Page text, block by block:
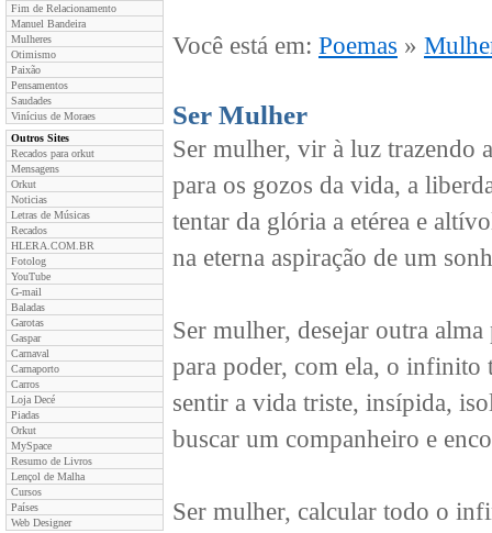
Fim de Relacionamento
Manuel Bandeira
Mulheres
Otimismo
Paixão
Pensamentos
Saudades
Vinícius de Moraes
Outros Sites
Recados para orkut
Mensagens
Orkut
Noticias
Letras de Músicas
Recados
HLERA.COM.BR
Fotolog
YouTube
G-mail
Baladas
Garotas
Gaspar
Carnaval
Carnaporto
Carros
Loja Decé
Piadas
Orkut
MySpace
Resumo de Livros
Lençol de Malha
Cursos
Países
Web Designer
Você está em: Poemas »
Ser Mulher
Ser mulher, vir à luz trazendo
para os gozos da vida, a
tentar da glória a etérea e
na eterna aspiração de um
Ser mulher, desejar outra alma
para poder, com ela, o infinito
sentir a vida triste, insípida,
buscar um companheiro e
Ser mulher, calcular todo o